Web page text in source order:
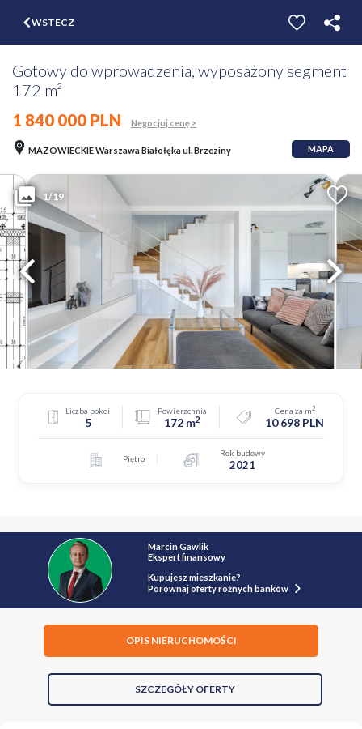
WSTECZ
Gotowy do wprowadzenia, wyposażony segment
172 m²
1 840 000 PLN
Negocjuj cenę >
MAZOWIECKIE Warszawa Białołęka ul. Brzeziny MAPA
1/19
Liczba pokoi
5
Powierzchnia
172 m2
Cena za m2
10 698 PLN
Piętro
Rok budowy
2021
Marcin Gawlik
Ekspert finansowy
Kupujesz mieszkanie?
Porównaj oferty różnych banków
OPIS NIERUCHOMOŚCI
SZCZEGÓŁY OFERTY